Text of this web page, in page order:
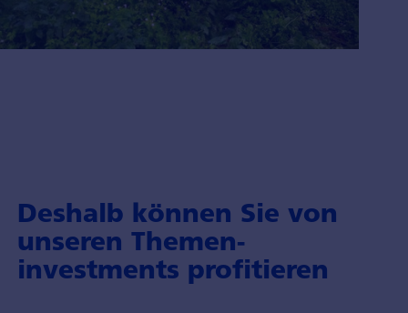
Deshalb können Sie von
unseren Themen­
investments profitieren